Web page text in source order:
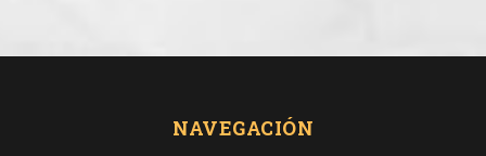
NAVEGACIÓN